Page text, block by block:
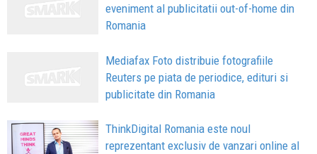
eveniment al publicitatii out-of-home din
Romania
Mediafax Foto distribuie fotografiile
Reuters pe piata de periodice, edituri si
publicitate din Romania
ThinkDigital Romania este noul
reprezentant exclusiv de vanzari online al